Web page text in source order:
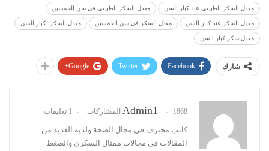
معدل السكر الطبيعي عند كبار السن معدل السكر الطبيعي في سن الخمسين
معدل السكر عند كبار السن معدل السكر في سن الخمسين معدل السكر لكبار السن
معدل سكر كبار السن
شارك Facebook
Twitter
Google+
Admin1 1868 المشاركات 1 تعليقات
كاتب محترف في مجال الصحة ولديه العديد من
المقالات في مجالات ممثال السكري والضغط